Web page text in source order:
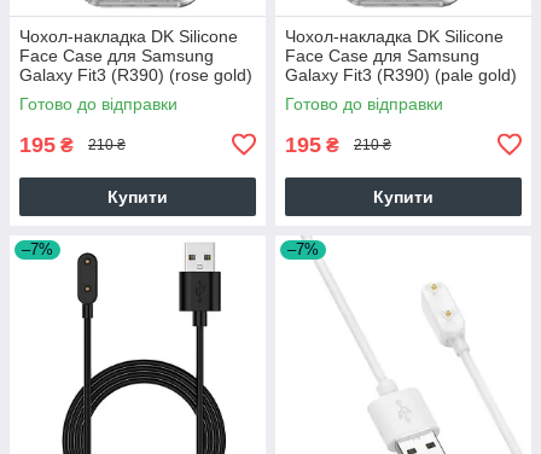
Чохол-накладка DK Silicone
Face Case для Samsung
Galaxy Fit3 (R390) (rose gold)
Готово до відправки
195 ₴ 210 ₴
Купити
Чохол-накладка DK Silicone
Face Case для Samsung
Galaxy Fit3 (R390) (pale gold)
Готово до відправки
195 ₴ 210 ₴
Купити
–7% –7%